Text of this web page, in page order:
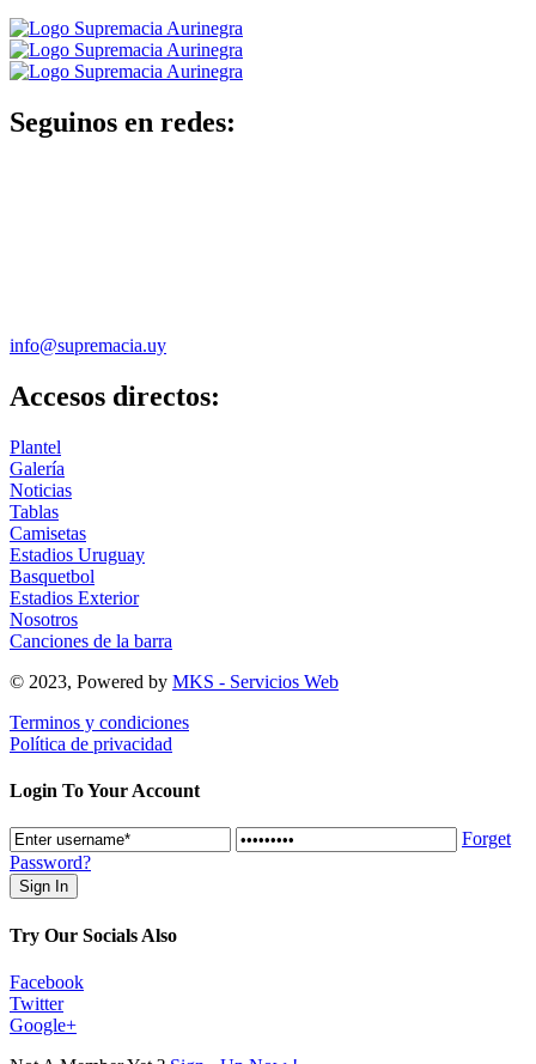
Seguinos en redes:
info@supremacia.uy
Accesos directos:
Plantel
Galería
Noticias
Tablas
Camisetas
Estadios Uruguay
Basquetbol
Estadios Exterior
Nosotros
Canciones de la barra
© 2023, Powered by MKS - Servicios Web
Terminos y condiciones
Política de privacidad
Login To Your Account
Forget
Password?
Try Our Socials Also
Facebook
Twitter
Google+